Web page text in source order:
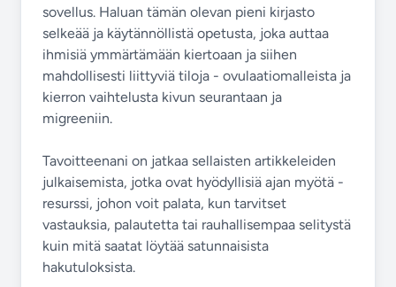
sovellus. Haluan tämän olevan pieni kirjasto
selkeää ja käytännöllistä opetusta, joka auttaa
ihmisiä ymmärtämään kiertoaan ja siihen
mahdollisesti liittyviä tiloja - ovulaatiomalleista ja
kierron vaihtelusta kivun seurantaan ja
migreeniin.
Tavoitteenani on jatkaa sellaisten artikkeleiden
julkaisemista, jotka ovat hyödyllisiä ajan myötä -
resurssi, johon voit palata, kun tarvitset
vastauksia, palautetta tai rauhallisempaa selitystä
kuin mitä saatat löytää satunnaisista
hakutuloksista.